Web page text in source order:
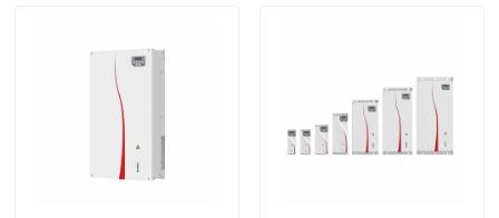
Visita alla fabbrica